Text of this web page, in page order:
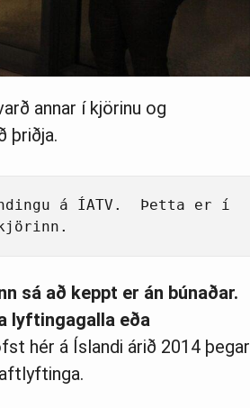
annar í kjörinu og
þriðja.
á ÍATV.  Þetta er í
kjörinn.
sá að keppt er án búnaðar.
lyftingagalla eða
hér á Íslandi árið 2014 þegar